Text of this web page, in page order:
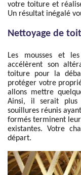
votre toiture et
Un résultat inégalé
Nettoyage de
Les mousses et
accélèrent son
toiture pour la
protéger votre
allons mettre
Ainsi, il serait
souillures réunis
formés terminent
existantes. Votre
départ.